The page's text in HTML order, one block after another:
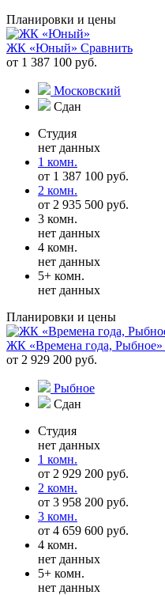
Планировки и цены
ЖК «Юный» Сравнить
от 1 387 100 руб.
Московский
Сдан
Студия
нет данных
1 комн.
от 1 387 100 руб.
2 комн.
от 2 935 500 руб.
3 комн.
нет данных
4 комн.
нет данных
5+ комн.
нет данных
Планировки и цены
ЖК «Времена года, Рыбное»
от 2 929 200 руб.
Рыбное
Сдан
Студия
нет данных
1 комн.
от 2 929 200 руб.
2 комн.
от 3 958 200 руб.
3 комн.
от 4 659 600 руб.
4 комн.
нет данных
5+ комн.
нет данных